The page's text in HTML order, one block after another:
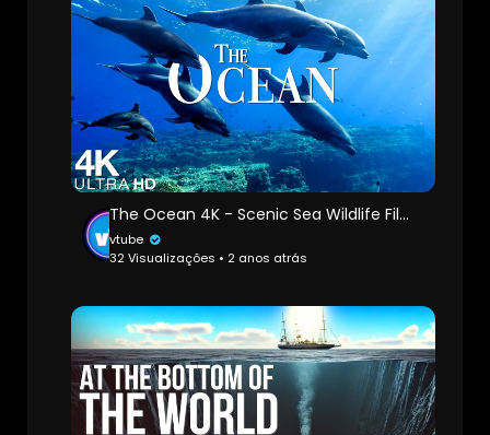
The Ocean 4K - Scenic Sea Wildlife Film With Calming Music - Sea Animals for Relaxation - 4K Video
vtube
32 Visualizações • 2 anos atrás